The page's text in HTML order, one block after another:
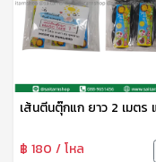
฿ 180 / โหล